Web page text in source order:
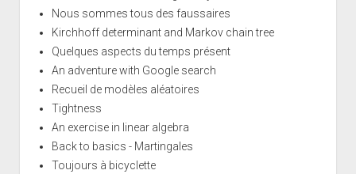
Nous sommes tous des faussaires
Kirchhoff determinant and Markov chain tree
Quelques aspects du temps présent
An adventure with Google search
Recueil de modèles aléatoires
Tightness
An exercise in linear algebra
Back to basics - Martingales
Toujours à bicyclette